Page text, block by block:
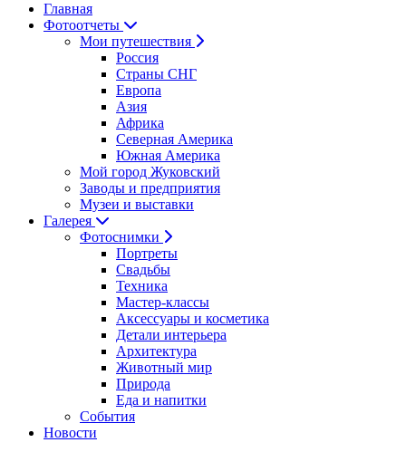
Главная
Фотоотчеты
Мои путешествия
Россия
Страны СНГ
Европа
Азия
Африка
Северная Америка
Южная Америка
Мой город Жуковский
Заводы и предприятия
Музеи и выставки
Галерея
Фотоснимки
Портреты
Свадьбы
Техника
Мастер-классы
Аксессуары и косметика
Детали интерьера
Архитектура
Животный мир
Природа
Еда и напитки
События
Новости